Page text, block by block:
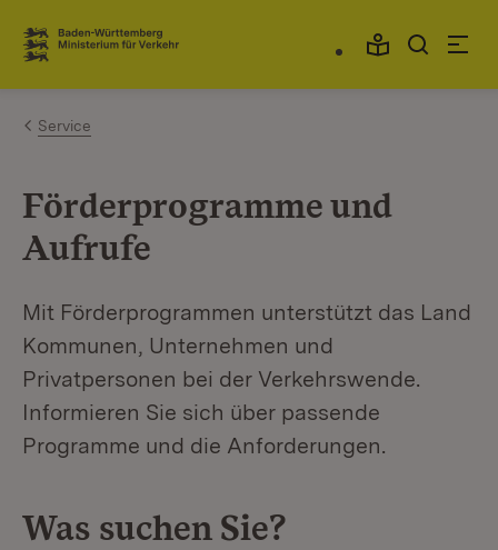
Zum Inhalt springen
Link zur Startseite
Service
Förderprogramme und
Aufrufe
Mit Förderprogrammen unterstützt das Land
Kommunen, Unternehmen und
Privatpersonen bei der Verkehrswende.
Informieren Sie sich über passende
Programme und die Anforderungen.
Was suchen Sie?